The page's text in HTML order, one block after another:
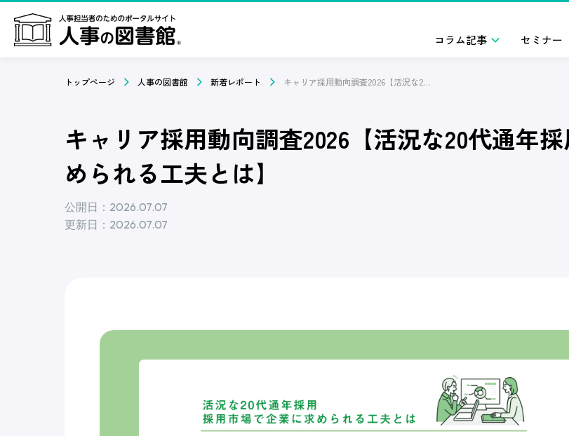
コラム記事 セミナー
トップページ 人事の図書館 新着レポート キャリア採用動向調査2026【活況な20代通年採用 ── 採用市場で企業に求められる工夫とは】
キャリア採用動向調査2026【活況な20代通
められる工夫とは】
公開日：2026.07.07
更新日：2026.07.07